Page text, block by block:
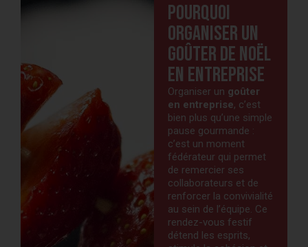
Pourquoi
organiser un
goûter de Noël
en entreprise
Organiser un goûter
en entreprise, c’est
bien plus qu’une simple
pause gourmande :
c’est un moment
fédérateur qui permet
de remercier ses
collaborateurs et de
renforcer la convivialité
au sein de l’équipe. Ce
rendez-vous festif
détend les esprits,